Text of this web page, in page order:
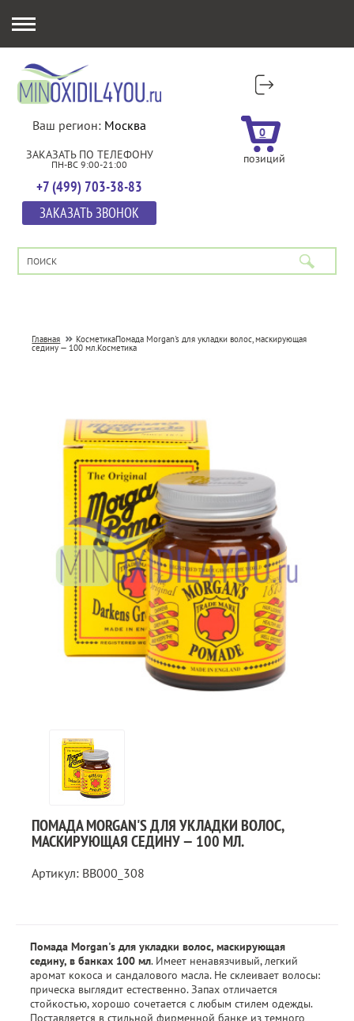
Ваш регион: Москва
ЗАКАЗАТЬ ПО ТЕЛЕФОНУ
ПН-ВС 9:00-21:00
+7 (499) 703-38-83
ЗАКАЗАТЬ ЗВОНОК
0
позиций
Главная КосметикаПомада Morgan's для укладки волос, маскирующая
седину — 100 мл.Косметика
ПОМАДА MORGAN'S ДЛЯ УКЛАДКИ ВОЛОС,
МАСКИРУЮЩАЯ СЕДИНУ — 100 МЛ.
Артикул: BB000_308
Помада Morgan's для укладки волос, маскирующая
седину, в банках 100 мл. Имеет ненавязчивый, легкий
аромат кокоса и сандалового масла. Не склеивает волосы:
прическа выглядит естественно. Запах отличается
стойкостью, хорошо сочетается с любым стилем одежды.
Поставляется в стильной фирменной банке из темного